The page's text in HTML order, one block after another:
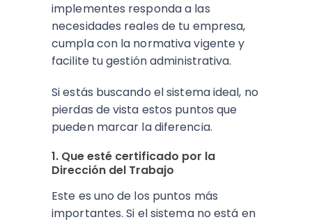
implementes responda a las
necesidades reales de tu empresa,
cumpla con la normativa vigente y
facilite tu gestión administrativa.
Si estás buscando el sistema ideal, no
pierdas de vista estos puntos que
pueden marcar la diferencia.
1. Que esté certificado por la
Dirección del Trabajo
Este es uno de los puntos más
importantes. Si el sistema no está en